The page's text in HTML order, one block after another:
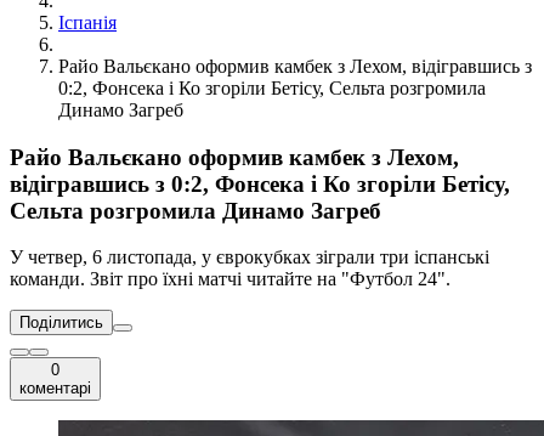
Іспанія
Райо Вальєкано оформив камбек з Лехом, відігравшись з
0:2, Фонсека і Ко згоріли Бетісу, Сельта розгромила
Динамо Загреб
Райо Вальєкано оформив камбек з Лехом,
відігравшись з 0:2, Фонсека і Ко згоріли Бетісу,
Сельта розгромила Динамо Загреб
У четвер, 6 листопада, у єврокубках зіграли три іспанські
команди. Звіт про їхні матчі читайте на "Футбол 24".
Поділитись
0
коментарі